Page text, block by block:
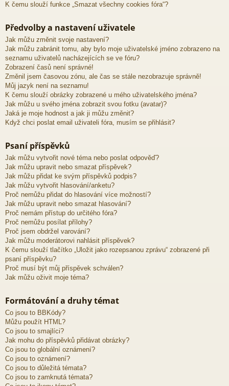
K čemu slouží funkce „Smazat všechny cookies fóra“?
Předvolby a nastavení uživatele
Jak můžu změnit svoje nastavení?
Jak můžu zabránit tomu, aby bylo moje uživatelské jméno zobrazeno na
seznamu uživatelů nacházejících se ve fóru?
Zobrazení časů není správné!
Změnil jsem časovou zónu, ale čas se stále nezobrazuje správně!
Můj jazyk není na seznamu!
K čemu slouží obrázky zobrazené u mého uživatelského jména?
Jak můžu u svého jména zobrazit svou fotku (avatar)?
Jaká je moje hodnost a jak ji můžu změnit?
Když chci poslat email uživateli fóra, musím se přihlásit?
Psaní příspěvků
Jak můžu vytvořit nové téma nebo poslat odpověď?
Jak můžu upravit nebo smazat příspěvek?
Jak můžu přidat ke svým příspěvků podpis?
Jak můžu vytvořit hlasování/anketu?
Proč nemůžu přidat do hlasování více možností?
Jak můžu upravit nebo smazat hlasování?
Proč nemám přístup do určitého fóra?
Proč nemůžu posílat přílohy?
Proč jsem obdržel varování?
Jak můžu moderátorovi nahlásit příspěvek?
K čemu slouží tlačítko „Uložit jako rozepsanou zprávu“ zobrazené při
psaní příspěvku?
Proč musí být můj příspěvek schválen?
Jak můžu oživit moje téma?
Formátování a druhy témat
Co jsou to BBKódy?
Můžu použít HTML?
Co jsou to smajlíci?
Jak mohu do příspěvků přidávat obrázky?
Co jsou to globální oznámení?
Co jsou to oznámení?
Co jsou to důležitá témata?
Co jsou to zamknutá témata?